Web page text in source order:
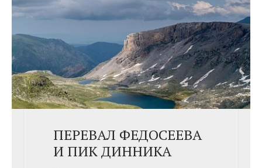
ПЕРЕВАЛ ФЕДОСЕЕВА
И ПИК ДИННИКА